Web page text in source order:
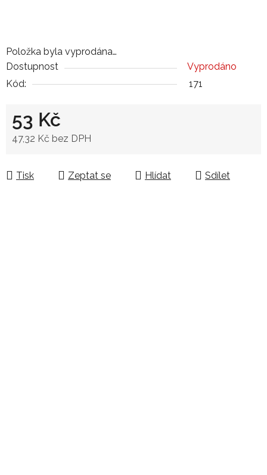
Položka byla vyprodána…
Dostupnost
Vyprodáno
Kód:
171
53 Kč
47,32 Kč bez DPH
Tisk
Zeptat se Hlídat Sdílet